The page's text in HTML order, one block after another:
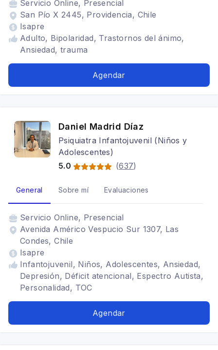
Servicio Online, Presencial
San Pío X 2445, Providencia, Chile
Isapre
Adulto, Bipolaridad, Trastornos del ánimo,
Ansiedad, trauma
Agendar
Daniel Madrid Díaz
Psiquiatra Infantojuvenil (Niños y
Adolescentes)
5.0
(637)
General Sobre mí Evaluaciones
Servicio Online, Presencial
Avenida Américo Vespucio Sur 1307, Las
Condes, Chile
Isapre
Infantojuvenil, Niños, Adolescentes, Ansiedad,
Depresión, Déficit atencional, Espectro Autista,
Personalidad, TOC
Agendar